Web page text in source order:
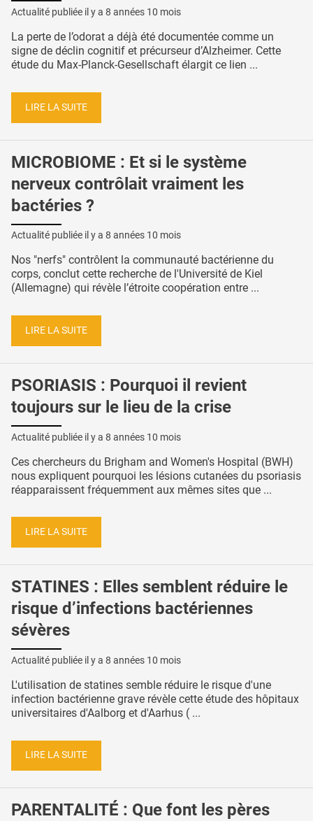
Actualité publiée il y a 8 années 10 mois
La perte de l’odorat a déjà été documentée comme un
signe de déclin cognitif et précurseur d’Alzheimer. Cette
étude du Max-Planck-Gesellschaft élargit ce lien ...
LIRE LA SUITE
MICROBIOME : Et si le système
nerveux contrôlait vraiment les
bactéries ?
Actualité publiée il y a 8 années 10 mois
Nos "nerfs" contrôlent la communauté bactérienne du
corps, conclut cette recherche de l'Université de Kiel
(Allemagne) qui révèle l’étroite coopération entre ...
LIRE LA SUITE
PSORIASIS : Pourquoi il revient
toujours sur le lieu de la crise
Actualité publiée il y a 8 années 10 mois
Ces chercheurs du Brigham and Women's Hospital (BWH)
nous expliquent pourquoi les lésions cutanées du psoriasis
réapparaissent fréquemment aux mêmes sites que ...
LIRE LA SUITE
STATINES : Elles semblent réduire le
risque d’infections bactériennes
sévères
Actualité publiée il y a 8 années 10 mois
L'utilisation de statines semble réduire le risque d'une
infection bactérienne grave révèle cette étude des hôpitaux
universitaires d'Aalborg et d'Aarhus ( ...
LIRE LA SUITE
PARENTALITÉ : Que font les pères